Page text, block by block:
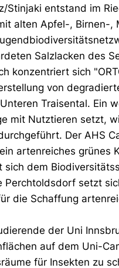
Stinjaki entstand im
alten Apfel-, Birnen-,
Salzlacken des
konzentriert sich
von
Traisental. Ein
mit Nutztieren setzt,
Der AHS
artenreiches grünes
sich dem
Perchtoldsdorf setzt
die Schaffung
der Uni
auf dem Uni-
für Insekten zu